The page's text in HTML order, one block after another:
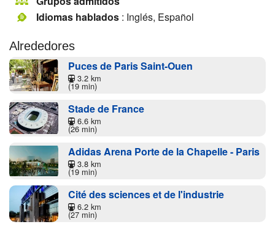
Idiomas hablados : Inglés, Español
Alrededores
Puces de Paris Saint-Ouen
3.2 km
(19 min)
Stade de France
6.6 km
(26 min)
Adidas Arena Porte de la Chapelle - Paris
3.8 km
(19 min)
Cité des sciences et de l'industrie
6.2 km
(27 min)